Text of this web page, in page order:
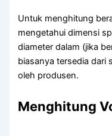
Untuk menghitung
mengetahui dimensi
diameter dalam (jika
biasanya tersedia dari
oleh produsen.
Menghitung